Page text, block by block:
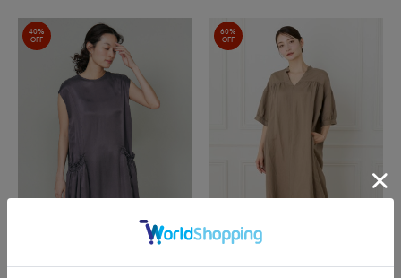
40%
OFF
60%
OFF
DAY by DAY It's international